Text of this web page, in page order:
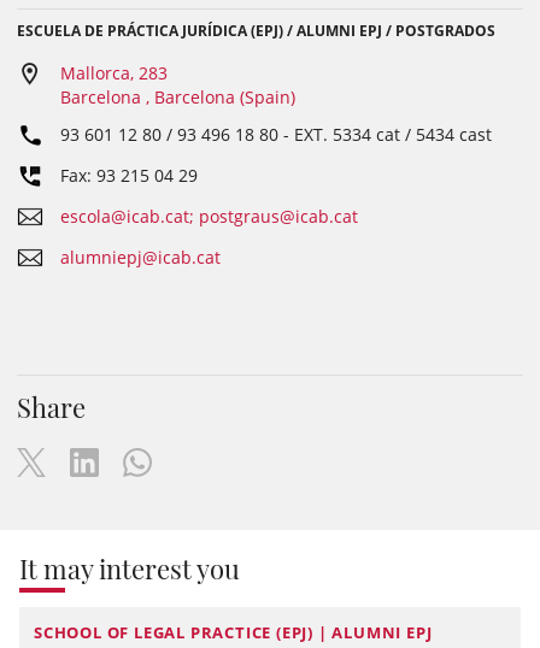
ESCUELA DE PRÁCTICA JURÍDICA (EPJ) / ALUMNI EPJ / POSTGRADOS
Mallorca, 283
Barcelona , Barcelona (Spain)
93 601 12 80 / 93 496 18 80 - EXT. 5334 cat / 5434 cast
Fax: 93 215 04 29
escola@icab.cat; postgraus@icab.cat
alumniepj@icab.cat
Share
It may interest you
SCHOOL OF LEGAL PRACTICE (EPJ) | ALUMNI EPJ